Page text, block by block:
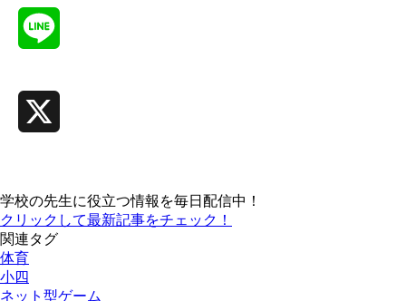
学校の先生に役立つ情報を毎日配信中！
クリックして最新記事をチェック！
関連タグ
体育
小四
ネット型ゲーム